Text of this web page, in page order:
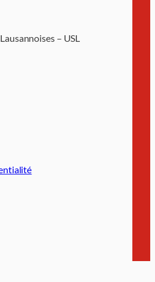
– USL